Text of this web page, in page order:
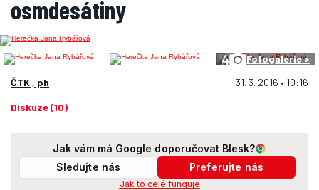
osmdesátiny
4
Fotogalerie >
ČTK , ph
31. 3. 2016 • 10:16
Diskuze (10)
Jak vám má Google doporučovat Blesk?
Sledujte nás
Preferujte nás
Jak to celé funguje